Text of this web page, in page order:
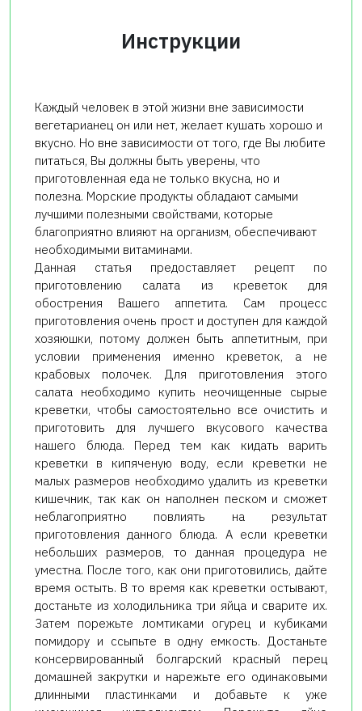
Инструкции
Каждый человек в этой жизни вне зависимости
вегетарианец он или нет, желает кушать хорошо и
вкусно. Но вне зависимости от того, где Вы любите
питаться, Вы должны быть уверены, что
приготовленная еда не только вкусна, но и
полезна. Морские продукты обладают самыми
лучшими полезными свойствами, которые
благоприятно влияют на организм, обеспечивают
необходимыми витаминами.
Данная статья предоставляет рецепт по
приготовлению салата из креветок для
обострения Вашего аппетита. Сам процесс
приготовления очень прост и доступен для каждой
хозяюшки, потому должен быть аппетитным, при
условии применения именно креветок, а не
крабовых полочек. Для приготовления этого
салата необходимо купить неочищенные сырые
креветки, чтобы самостоятельно все очистить и
приготовить для лучшего вкусового качества
нашего блюда. Перед тем как кидать варить
креветки в кипяченую воду, если креветки не
малых размеров необходимо удалить из креветки
кишечник, так как он наполнен песком и сможет
неблагоприятно повлиять на результат
приготовления данного блюда. А если креветки
небольших размеров, то данная процедура не
уместна. После того, как они приготовились, дайте
время остыть. В то время как креветки остывают,
достаньте из холодильника три яйца и сварите их.
Затем порежьте ломтиками огурец и кубиками
помидору и ссыпьте в одну емкость. Достаньте
консервированный болгарский красный перец
домашней закрутки и нарежьте его одинаковыми
длинными пластинками и добавьте к уже